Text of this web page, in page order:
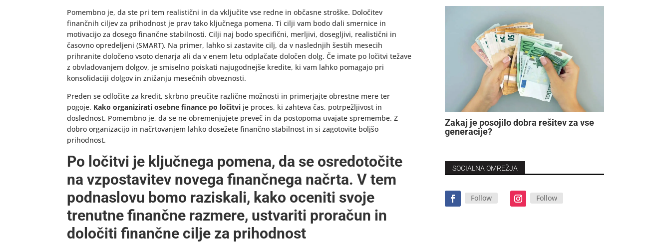
Pomembno je, da ste pri tem realistični in da vključite vse redne in občasne stroške. Določitev
finančnih ciljev za prihodnost je prav tako ključnega pomena. Ti cilji vam bodo dali smernice in
motivacijo za dosego finančne stabilnosti. Cilji naj bodo specifični, merljivi, dosegljivi, realistični in
časovno opredeljeni (SMART). Na primer, lahko si zastavite cilj, da v naslednjih šestih mesecih
prihranite določeno vsoto denarja ali da v enem letu odplačate določen dolg. Če imate po ločitvi težave
z obvladovanjem dolgov, je smiselno poiskati najugodnejše kredite, ki vam lahko pomagajo pri
konsolidaciji dolgov in znižanju mesečnih obveznosti.
Preden se odločite za kredit, skrbno preučite različne možnosti in primerjajte obrestne mere ter
pogoje. Kako organizirati osebne finance po ločitvi je proces, ki zahteva čas, potrpežljivost in
doslednost. Pomembno je, da se ne obremenjujete preveč in da postopoma uvajate spremembe. Z
dobro organizacijo in načrtovanjem lahko dosežete finančno stabilnost in si zagotovite boljšo
prihodnost.
Po ločitvi je ključnega pomena, da se osredotočite
na vzpostavitev novega finančnega načrta. V tem
podnaslovu bomo raziskali, kako oceniti svoje
trenutne finančne razmere, ustvariti proračun in
določiti finančne cilje za prihodnost
Zakaj je posojilo dobra rešitev za vse
generacije?
SOCIALNA OMREŽJA
Follow Follow